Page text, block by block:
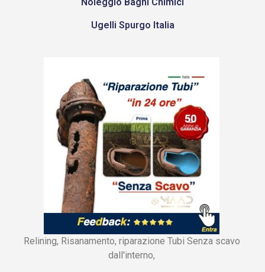
Noleggio Bagni Chimici
Ugelli Spurgo Italia
Relining, Risanamento, riparazione Tubi Senza scavo
dall'interno,